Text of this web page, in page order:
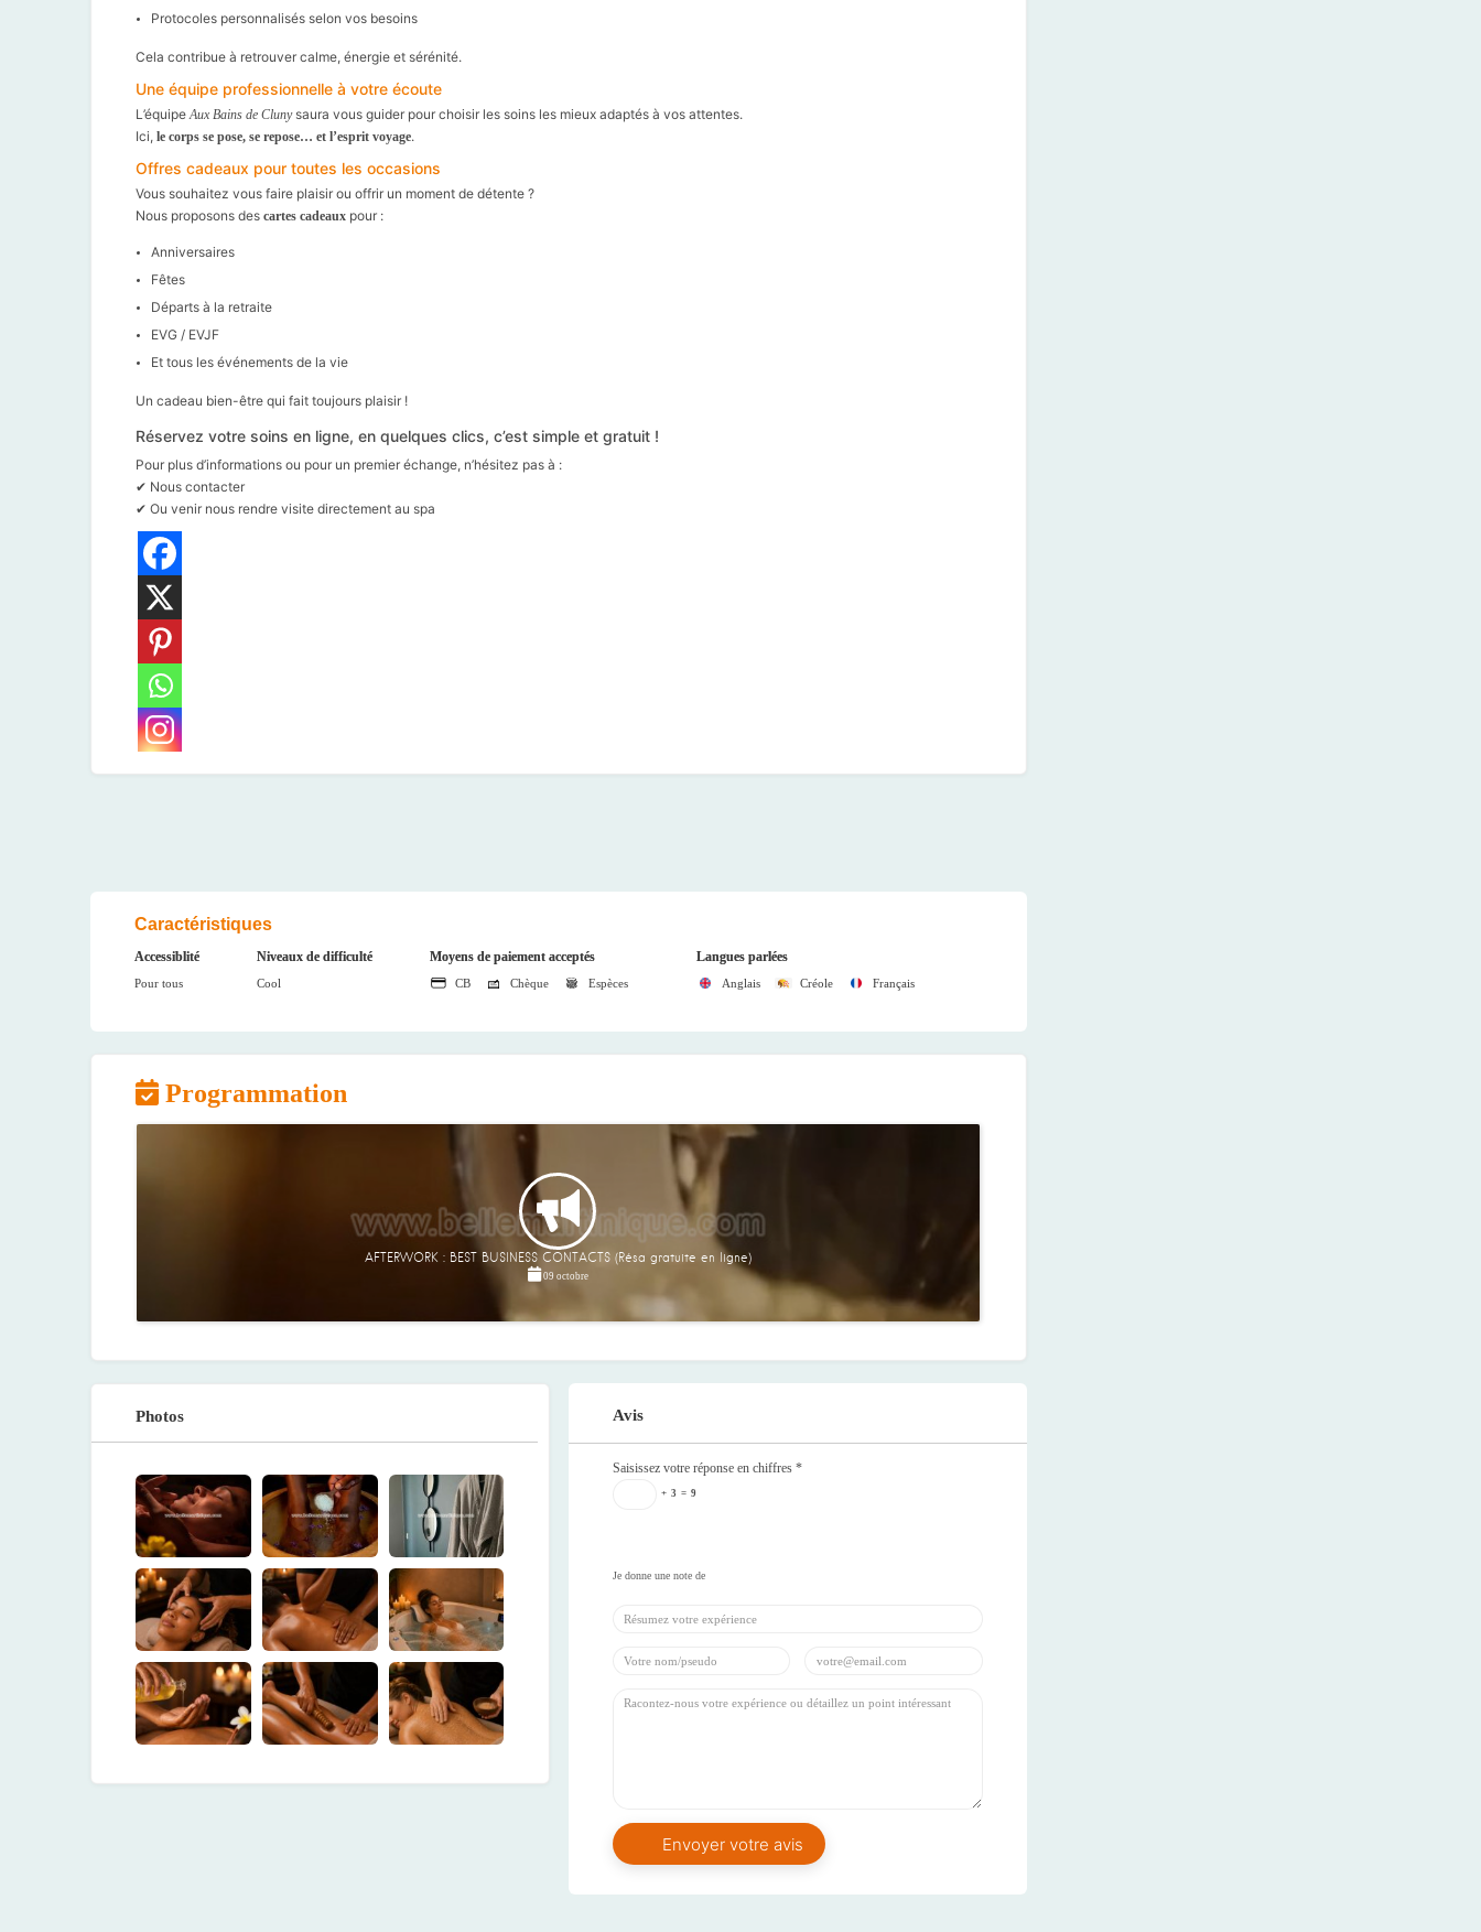
Protocoles personnalisés selon vos besoins
Cela contribue à retrouver calme, énergie et sérénité.
Une équipe professionnelle à votre écoute
L’équipeAux Bains de Clunysaura vous guider pour choisir les soins les mieux adaptés à vos attentes.
Ici, le corps se pose, se repose… et l’esprit voyage.
Offres cadeaux pour toutes les occasions
Vous souhaitez vous faire plaisir ou offrir un moment de détente ?
Nous proposons des cartes cadeaux pour :
Anniversaires
Fêtes
Départs à la retraite
EVG / EVJF
Et tous les événements de la vie
Un cadeau bien-être qui fait toujours plaisir !
Réservez votre soins en ligne, en quelques clics, c’est simple et gratuit !
Pour plus d’informations ou pour un premier échange, n’hésitez pas à :
✔ Nous contacter
✔ Ou venir nous rendre visite directement au spa
Caractéristiques
Accessiblité
Pour tous
Niveaux de difficulté
Cool
Moyens de paiement acceptés
CB Chèque Espèces
Langues parlées
Anglais Créole Français
Programmation
AFTERWORK : BEST BUSINESS CONTACTS (Résa gratuite en ligne)
09 octobre
Photos Avis
Saisissez votre réponse en chiffres*
+ 3 = 9